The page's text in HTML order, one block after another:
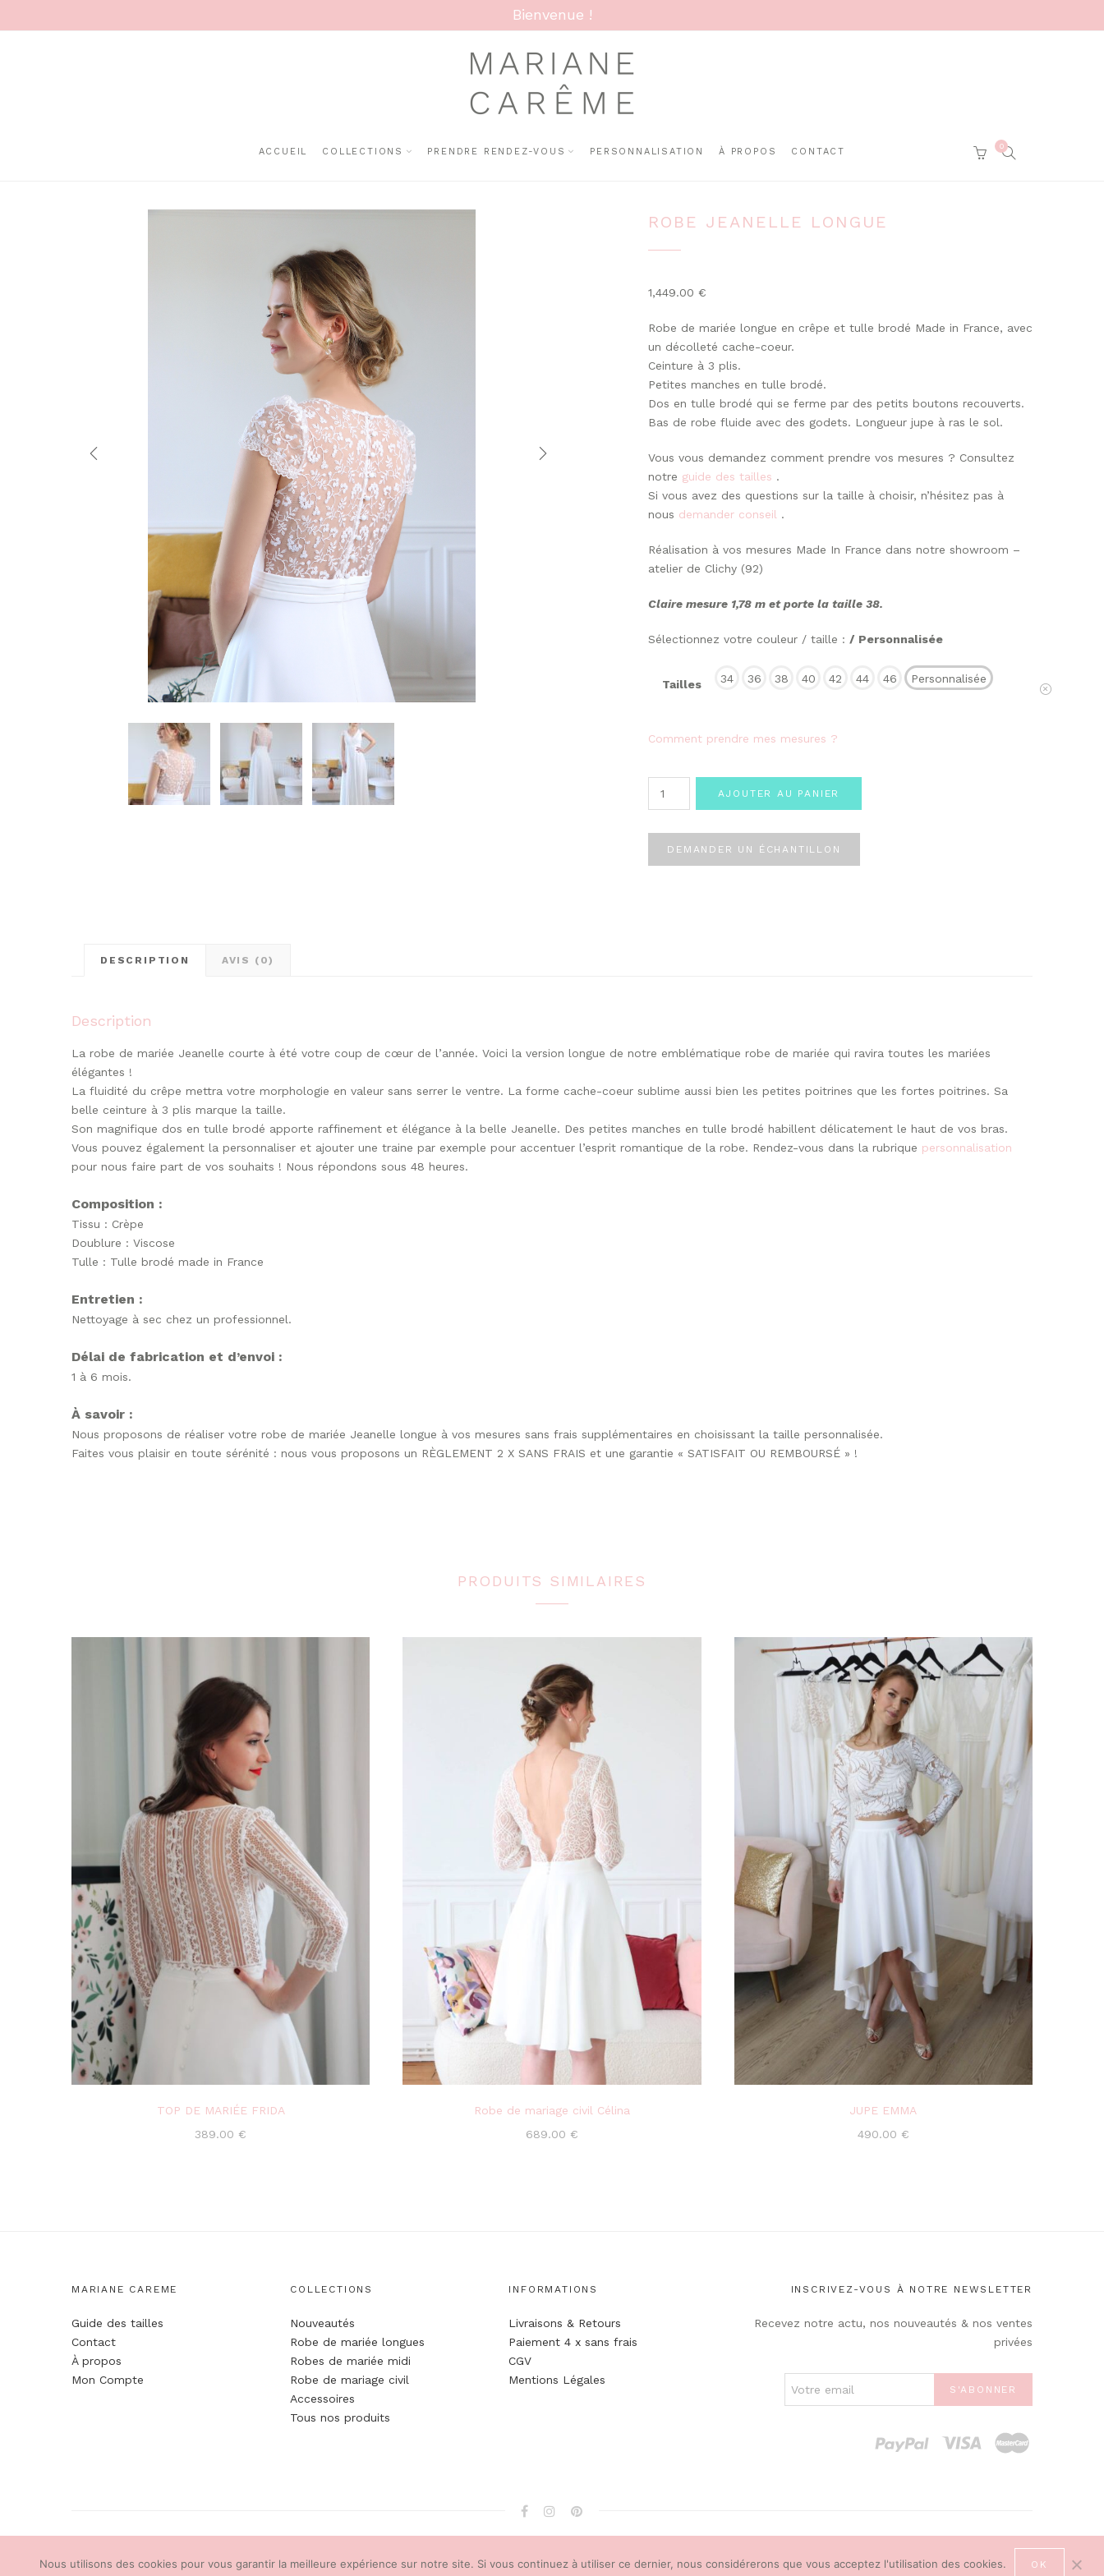
Bienvenue !
ACCUEIL COLLECTIONS PRENDRE RENDEZ-VOUS PERSONNALISATION À PROPOS CONTACT
SEARCH
0
ROBE JEANELLE LONGUE
1,449.00 €
Robe de mariée longue en crêpe et tulle brodé Made in France, avec
un décolleté cache-coeur.
Ceinture à 3 plis.
Petites manches en tulle brodé.
Dos en tulle brodé qui se ferme par des petits boutons recouverts.
Bas de robe fluide avec des godets. Longueur jupe à ras le sol.
Vous vous demandez comment prendre vos mesures ? Consultez
notre guide des tailles .
Si vous avez des questions sur la taille à choisir, n’hésitez pas à
nous demander conseil .
Réalisation à vos mesures Made In France dans notre showroom –
atelier de Clichy (92)
Claire mesure 1,78 m et porte la taille 38.
Sélectionnez votre couleur / taille : / Personnalisée
Tailles 34 36 38 40 42 44 46
Personnalisée
Comment prendre mes mesures ?
AJOUTER AU PANIER
DEMANDER UN ÉCHANTILLON
DESCRIPTION AVIS (0)
Description
La robe de mariée Jeanelle courte à été votre coup de cœur de l’année. Voici la version longue de notre emblématique robe de mariée qui ravira toutes les mariées
élégantes !
La fluidité du crêpe mettra votre morphologie en valeur sans serrer le ventre. La forme cache-coeur sublime aussi bien les petites poitrines que les fortes poitrines. Sa
belle ceinture à 3 plis marque la taille.
Son magnifique dos en tulle brodé apporte raffinement et élégance à la belle Jeanelle. Des petites manches en tulle brodé habillent délicatement le haut de vos bras.
Vous pouvez également la personnaliser et ajouter une traine par exemple pour accentuer l’esprit romantique de la robe. Rendez-vous dans la rubrique personnalisation
pour nous faire part de vos souhaits ! Nous répondons sous 48 heures.
Composition :
Tissu : Crèpe
Doublure : Viscose
Tulle : Tulle brodé made in France
Entretien :
Nettoyage à sec chez un professionnel.
Délai de fabrication et d’envoi :
1 à 6 mois.
À savoir :
Nous proposons de réaliser votre robe de mariée Jeanelle longue à vos mesures sans frais supplémentaires en choisissant la taille personnalisée.
Faites vous plaisir en toute sérénité : nous vous proposons un RÈGLEMENT 2 X SANS FRAIS et une garantie « SATISFAIT OU REMBOURSÉ » !
PRODUITS SIMILAIRES
TOP DE MARIÉE FRIDA
389.00 €
Robe de mariage civil Célina
689.00 €
JUPE EMMA
490.00 €
MARIANE CAREME
Guide des tailles
Contact
À propos
Mon Compte
COLLECTIONS
Nouveautés
Robe de mariée longues
Robes de mariée midi
Robe de mariage civil
Accessoires
Tous nos produits
INFORMATIONS
Livraisons & Retours
Paiement 4 x sans frais
CGV
Mentions Légales
INSCRIVEZ-VOUS À NOTRE NEWSLETTER
Recevez notre actu, nos nouveautés & nos ventes
privées
Copyright © 2018 marianecareme.com
Nous utilisons des cookies pour vous garantir la meilleure expérience sur notre site. Si vous continuez à utiliser ce dernier, nous considérerons que vous acceptez l'utilisation des cookies. OK